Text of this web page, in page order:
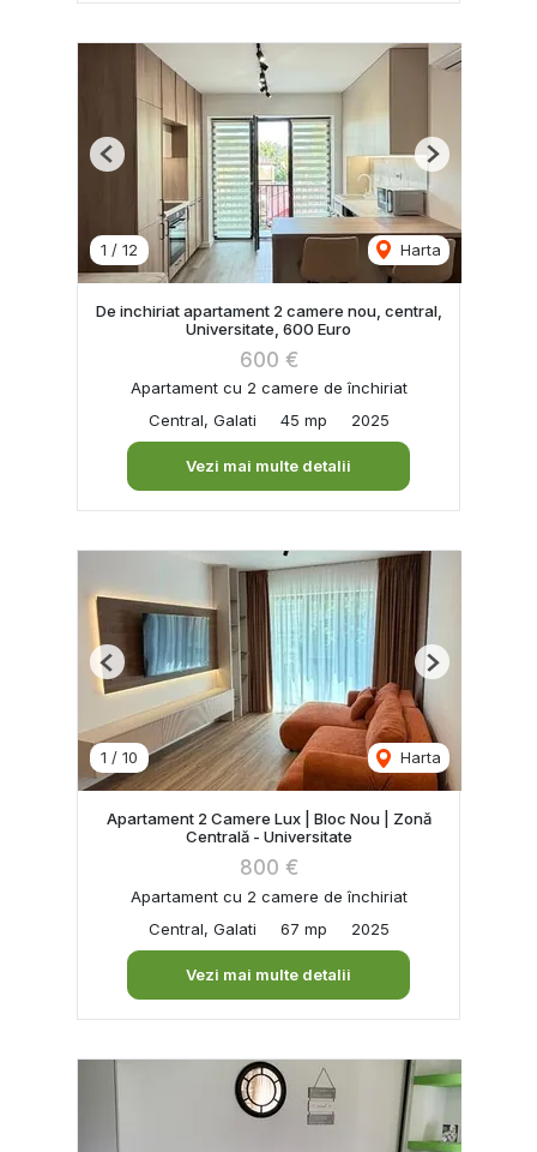
1 / 12 Harta
Previous Next
De inchiriat apartament 2 camere nou, central,
Universitate, 600 Euro
600 €
Apartament cu 2 camere de închiriat
Central, Galati
45 mp 2025
Vezi mai multe detalii
1 / 10 Harta
Previous Next
Apartament 2 Camere Lux | Bloc Nou | Zonă
Centrală - Universitate
800 €
Apartament cu 2 camere de închiriat
Central, Galati
67 mp 2025
Vezi mai multe detalii